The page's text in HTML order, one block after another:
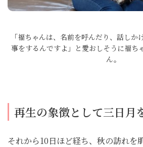
「福ちゃんは、名前を呼んだり、話しか
事をするんですよ」と愛おしそうに福ち
ん。
再生の象徴として三日月
それから10日ほど経ち、秋の訪れを